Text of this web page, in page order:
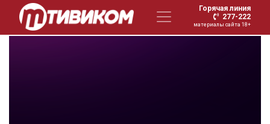
Горячая линия
277-222
материалы сайта 18+